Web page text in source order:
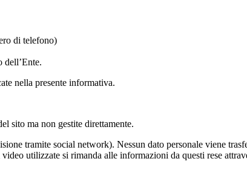
di telefono)
dell’Ente.
nella presente informativa.
sito ma non gestite direttamente.
tramite social network). Nessun dato personale viene
utilizzate si rimanda alle informazioni da questi rese